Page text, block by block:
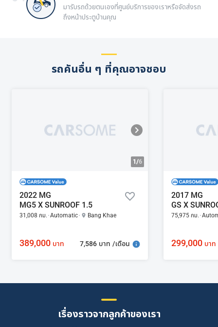
มารับรถด้วยตนเองที่ศูนย์บริการของเราหรือจัดส่งรถ
ถึงหน้าประตูบ้านคุณ
รถคันอื่น ๆ ที่คุณอาจชอบ
1/6
2022 MG
MG5 X SUNROOF 1.5
31,008 กม. Automatic Bang Khae
389,000 บาท 7,586 บาท /เดือน
2017 MG
GS X
75,975 กม.
299,000 บาท
เรื่องราวจากลูกค้าของเรา